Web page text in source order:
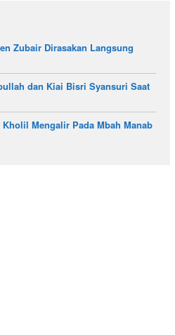
Zubair Dirasakan Langsung
dan Kiai Bisri Syansuri Saat
Mengalir Pada Mbah Manab